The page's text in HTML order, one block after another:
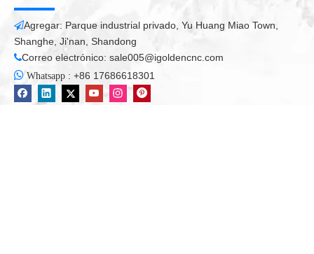
Agregar: Parque industrial privado, Yu Huang Miao Town,
Shanghe, Ji'nan, Shandong
Correo electrónico: sale005@igoldencnc.com
 Whatsapp : +86 17686618301